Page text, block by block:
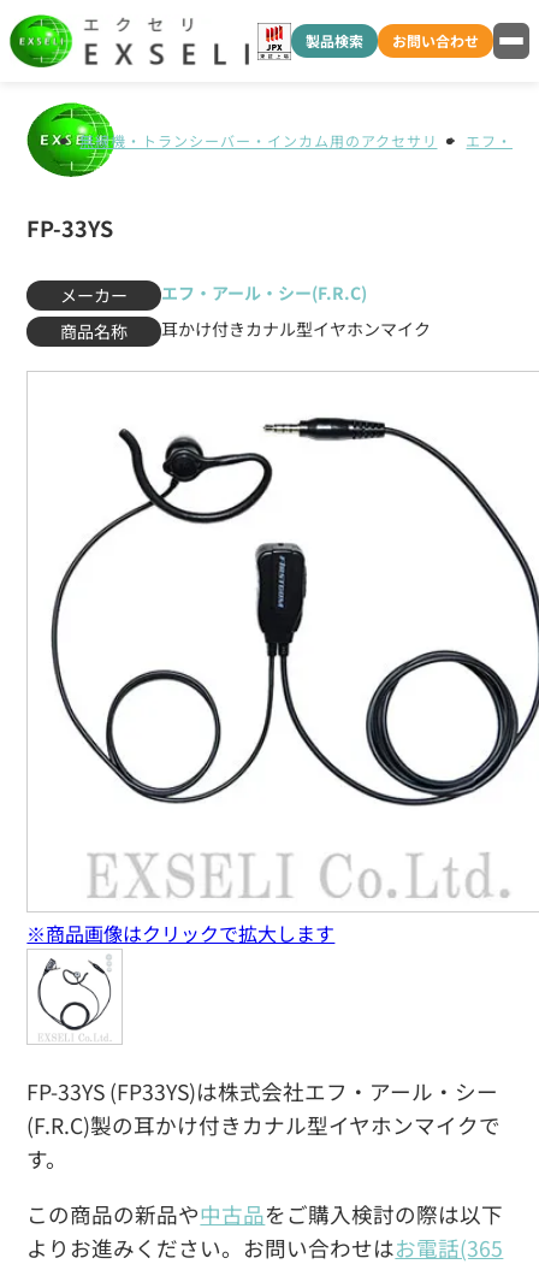
製品検索 お問い合わせ
無線機・トランシーバー・インカム用のアクセサリ エフ・ア
FP-33YS
メーカー
エフ・アール・シー(F.R.C)
商品名称
耳かけ付きカナル型イヤホンマイク
FP-33YS (FP33YS)は株式会社エフ・アール・シー
(F.R.C)製の耳かけ付きカナル型イヤホンマイクで
す。
この商品の新品や中古品をご購入検討の際は以下
よりお進みください。お問い合わせはお電話(365
※商品画像はクリックで拡大します